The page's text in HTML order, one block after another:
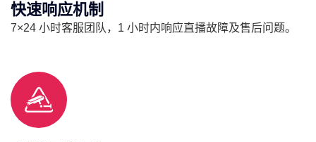
快速响应机制
7×24 小时客服团队，1 小时内响应直播故障及售后问题。